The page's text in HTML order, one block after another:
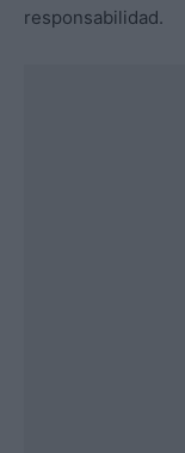
responsabilidad.